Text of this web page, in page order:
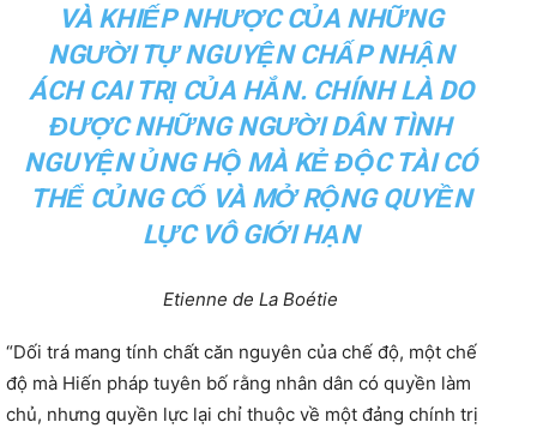
VÀ KHIẾP NHƯỢC CỦA NHỮNG
NGƯỜI TỰ NGUYỆN CHẤP NHẬN
ÁCH CAI TRỊ CỦA HẮN. CHÍNH LÀ DO
ĐƯỢC NHỮNG NGƯỜI DÂN TÌNH
NGUYỆN ỦNG HỘ MÀ KẺ ĐỘC TÀI CÓ
THỂ CỦNG CỐ VÀ MỞ RỘNG QUYỀN
LỰC VÔ GIỚI HẠN
Etienne de La Boétie
“Dối trá mang tính chất căn nguyên của chế độ, một chế
độ mà Hiến pháp tuyên bố rằng nhân dân có quyền làm
chủ, nhưng quyền lực lại chỉ thuộc về một đảng chính trị